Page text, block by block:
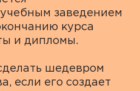
заведением
курса
и дипломы.
шедевром
если его создает